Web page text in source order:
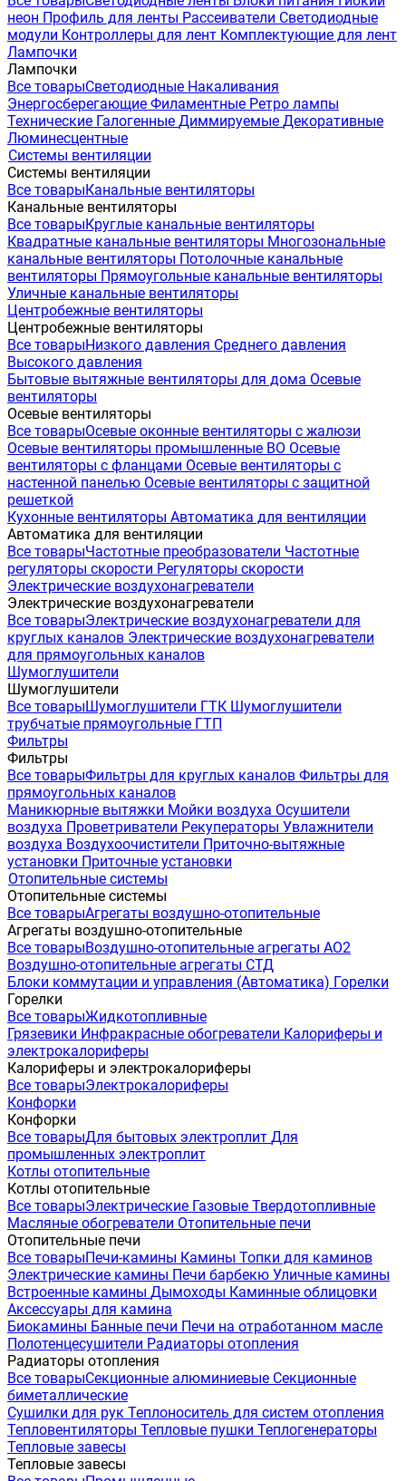
неон Профиль для ленты Рассеиватели Светодиодные
модули Контроллеры для лент Комплектующие для лент
Лампочки
Лампочки
Все товарыСветодиодные Накаливания
Энергосберегающие Филаментные Ретро лампы
Технические Галогенные Диммируемые Декоративные
Люминесцентные
Системы вентиляции
Системы вентиляции
Все товарыКанальные вентиляторы
Канальные вентиляторы
Все товарыКруглые канальные вентиляторы
Квадратные канальные вентиляторы Многозональные
канальные вентиляторы Потолочные канальные
вентиляторы Прямоугольные канальные вентиляторы
Уличные канальные вентиляторы
Центробежные вентиляторы
Центробежные вентиляторы
Все товарыНизкого давления Среднего давления
Высокого давления
Бытовые вытяжные вентиляторы для дома Осевые
вентиляторы
Осевые вентиляторы
Все товарыОсевые оконные вентиляторы с жалюзи
Осевые вентиляторы промышленные ВО Осевые
вентиляторы с фланцами Осевые вентиляторы с
настенной панелью Осевые вентиляторы с защитной
решеткой
Кухонные вентиляторы Автоматика для вентиляции
Автоматика для вентиляции
Все товарыЧастотные преобразователи Частотные
регуляторы скорости Регуляторы скорости
Электрические воздухонагреватели
Электрические воздухонагреватели
Все товарыЭлектрические воздухонагреватели для
круглых каналов Электрические воздухонагреватели
для прямоугольных каналов
Шумоглушители
Шумоглушители
Все товарыШумоглушители ГТК Шумоглушители
трубчатые прямоугольные ГТП
Фильтры
Фильтры
Все товарыФильтры для круглых каналов Фильтры для
прямоугольных каналов
Маникюрные вытяжки Мойки воздуха Осушители
воздуха Проветриватели Рекуператоры Увлажнители
воздуха Воздухоочистители Приточно-вытяжные
установки Приточные установки
Отопительные системы
Отопительные системы
Все товарыАгрегаты воздушно-отопительные
Агрегаты воздушно-отопительные
Все товарыВоздушно-отопительные агрегаты АО2
Воздушно-отопительные агрегаты СТД
Блоки коммутации и управления (Автоматика) Горелки
Горелки
Все товарыЖидкотопливные
Грязевики Инфракрасные обогреватели Калориферы и
электрокалориферы
Калориферы и электрокалориферы
Все товарыЭлектрокалориферы
Конфорки
Конфорки
Все товарыДля бытовых электроплит Для
промышленных электроплит
Котлы отопительные
Котлы отопительные
Все товарыЭлектрические Газовые Твердотопливные
Масляные обогреватели Отопительные печи
Отопительные печи
Все товарыПечи-камины Камины Топки для каминов
Электрические камины Печи барбекю Уличные камины
Встроенные камины Дымоходы Каминные облицовки
Аксессуары для камина
Биокамины Банные печи Печи на отработанном масле
Полотенцесушители Радиаторы отопления
Радиаторы отопления
Все товарыСекционные алюминиевые Секционные
биметаллические
Сушилки для рук Теплоноситель для систем отопления
Тепловентиляторы Тепловые пушки Теплогенераторы
Тепловые завесы
Тепловые завесы